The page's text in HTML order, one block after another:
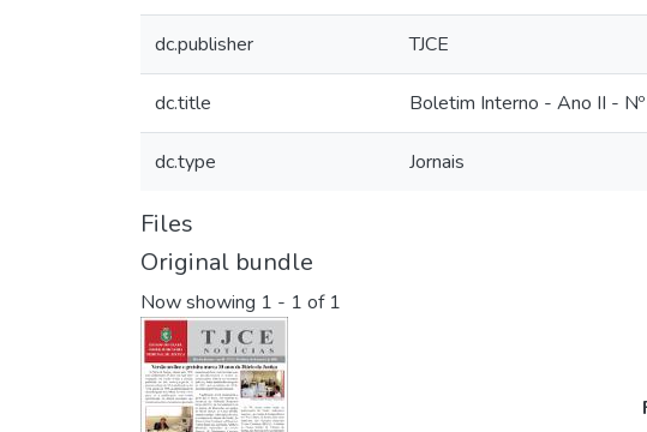
dc.publisher TJCE
dc.title Boletim Interno - Ano II -
dc.type Jornais
Files
Original bundle
Now showing 1 - 1 of 1